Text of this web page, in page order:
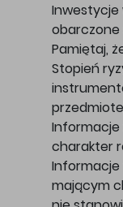
obarczone
Pamiętaj,
Stopień
Informacje
charakter
Informacje
mającym